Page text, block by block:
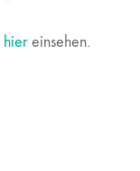
hiereinsehen.